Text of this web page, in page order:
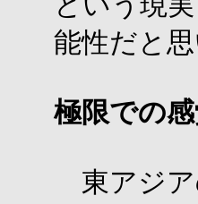
能性だと思
極限での
東アジア